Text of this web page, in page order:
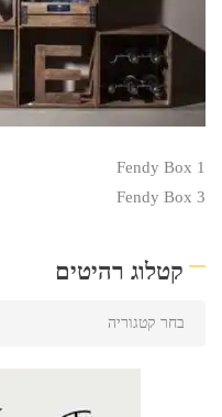
Fendy Box 1
Fendy Box 3
קטלוג רהיטים